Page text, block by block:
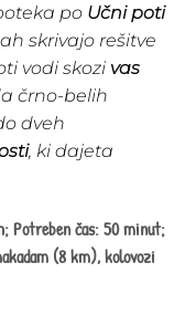
po Učni poti
skrivajo rešitve
vodi skozi vas
črno-belih
dveh
, ki dajeta
Potreben čas: 50 minut;
(8 km), kolovozi